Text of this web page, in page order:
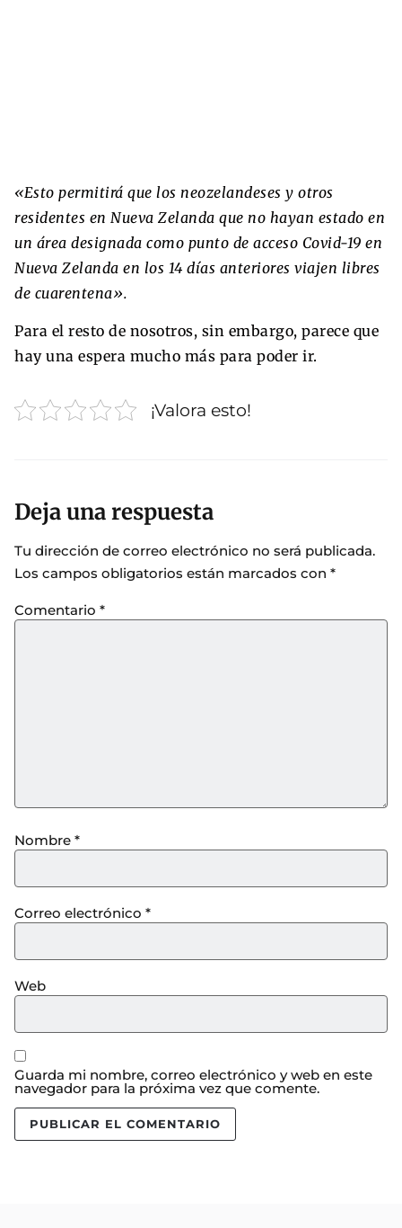
«Esto permitirá que los neozelandeses y otros
residentes en Nueva Zelanda que no hayan estado en
un área designada como punto de acceso Covid-19 en
Nueva Zelanda en los 14 días anteriores viajen libres
de cuarentena».
Para el resto de nosotros, sin embargo, parece que
hay una espera mucho más para poder ir.
¡Valora esto!
Deja una respuesta
Tu dirección de correo electrónico no será publicada.
Los campos obligatorios están marcados con *
Comentario *
Nombre *
Correo electrónico *
Web
Guarda mi nombre, correo electrónico y web en este
navegador para la próxima vez que comente.